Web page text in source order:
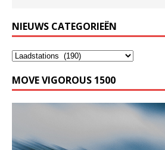
NIEUWS CATEGORIEËN
MOVE VIGOROUS 1500